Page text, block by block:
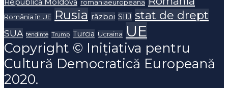
Republica Moldova romaniaeuropeana
România în UE Rusia război SIIJ stat de drept
SUA tendințe Trump Turcia Ucraina UE
Copyright © Inițiativa pentru
Cultură Democratică Europeană
2020.